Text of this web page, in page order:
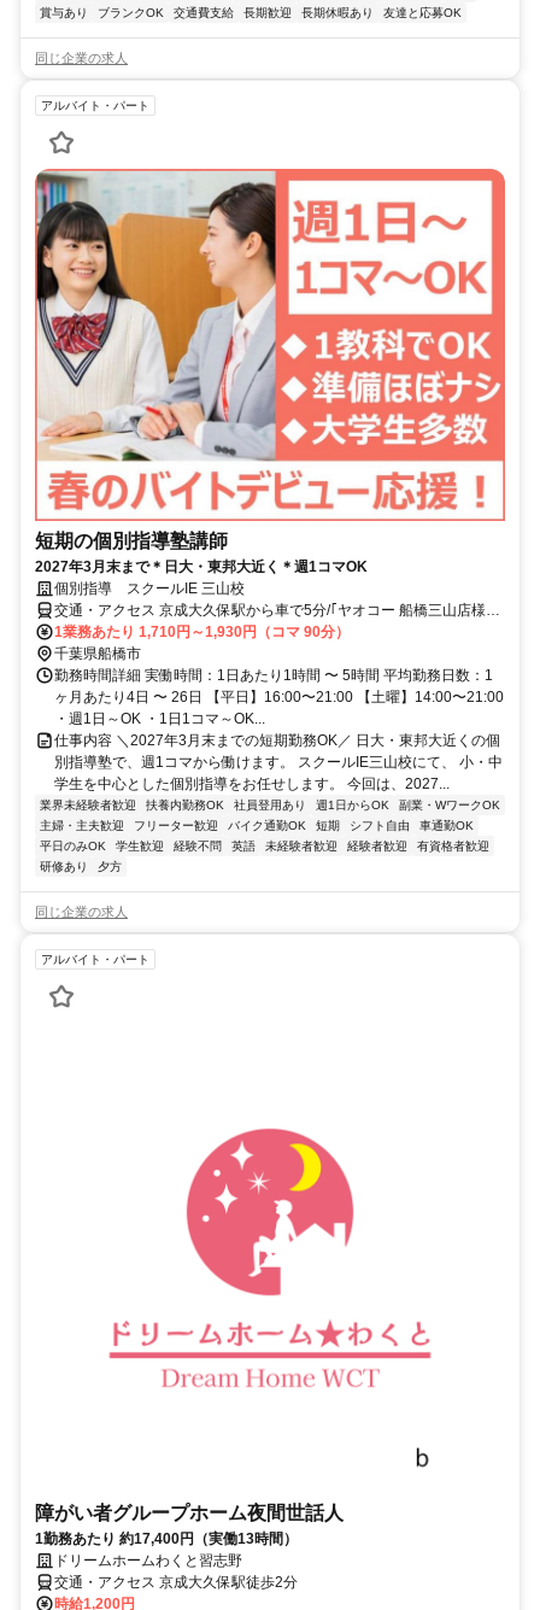
賞与あり
ブランクOK 交通費支給 長期歓迎 長期休暇あり 友達と応募OK
同じ企業の求人
アルバイト・パート
短期の個別指導塾講師
2027年3月末まで＊日大・東邦大近く＊週1コマOK
個別指導 スクールIE 三山校
交通・アクセス 京成大久保駅から車で5分/｢ヤオコー 船橋三山店様｣
近く
1業務あたり 1,710円～1,930円（コマ 90分）
千葉県船橋市
勤務時間詳細 実働時間：1日あたり1時間 〜 5時間 平均勤務日数：1
ヶ月あたり4日 〜 26日 【平日】16:00〜21:00 【土曜】14:00〜21:00
・週1日～OK ・1日1コマ～OK...
仕事内容 ＼2027年3月末までの短期勤務OK／ 日大・東邦大近くの個
別指導塾で、週1コマから働けます。 スクールIE三山校にて、 小・中
学生を中心とした個別指導をお任せします。 今回は、2027...
業界未経験者歓迎 扶養内勤務OK 社員登用あり 週1日からOK
副業・WワークOK
主婦・主夫歓迎
フリーター歓迎 バイク通勤OK 短期 シフト自由
車通勤OK
平日のみOK
学生歓迎 経験不問 英語 未経験者歓迎 経験者歓迎
有資格者歓迎
研修あり
夕方
同じ企業の求人
アルバイト・パート
障がい者グループホーム夜間世話人
1勤務あたり 約17,400円（実働13時間）
ドリームホームわくと習志野
交通・アクセス 京成大久保駅徒歩2分
時給1,200円